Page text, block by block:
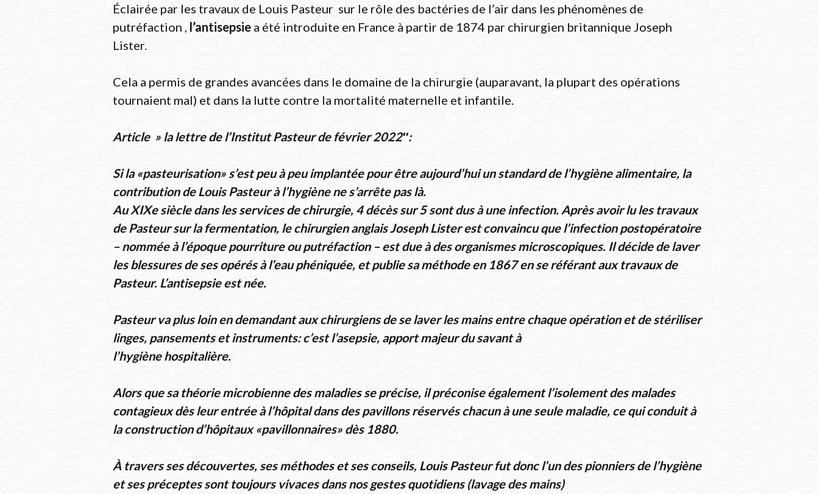
Éclairée par les travaux de Louis Pasteur sur le rôle des bactéries de l’air dans les phénomènes de
putréfaction , l’antisepsie a été introduite en France à partir de 1874 par chirurgien britannique Joseph
Lister.
Cela a permis de grandes avancées dans le domaine de la chirurgie (auparavant, la plupart des opérations
tournaient mal) et dans la lutte contre la mortalité maternelle et infantile.
Article » la lettre de l’Institut Pasteur de février 2022″:
Si la «pasteurisation» s’est peu à peu implantée pour être aujourd’hui un standard de l’hygiène alimentaire, la
contribution de Louis Pasteur à l’hygiène ne s’arrête pas là.
Au XIXe siècle dans les services de chirurgie, 4 décès sur 5 sont dus à une infection. Après avoir lu les travaux
de Pasteur sur la fermentation, le chirurgien anglais Joseph Lister est convaincu que l’infection postopératoire
– nommée à l’époque pourriture ou putréfaction – est due à des organismes microscopiques. Il décide de laver
les blessures de ses opérés à l’eau phéniquée, et publie sa méthode en 1867 en se référant aux travaux de
Pasteur. L’antisepsie est née.
Pasteur va plus loin en demandant aux chirurgiens de se laver les mains entre chaque opération et de stériliser
linges, pansements et instruments: c’est l’asepsie, apport majeur du savant à
l’hygiène hospitalière.
Alors que sa théorie microbienne des maladies se précise, il préconise également l’isolement des malades
contagieux dès leur entrée à l’hôpital dans des pavillons réservés chacun à une seule maladie, ce qui conduit à
la construction d’hôpitaux «pavillonnaires» dès 1880.
À travers ses découvertes, ses méthodes et ses conseils, Louis Pasteur fut donc l’un des pionniers de l’hygiène
et ses préceptes sont toujours vivaces dans nos gestes quotidiens (lavage des mains)